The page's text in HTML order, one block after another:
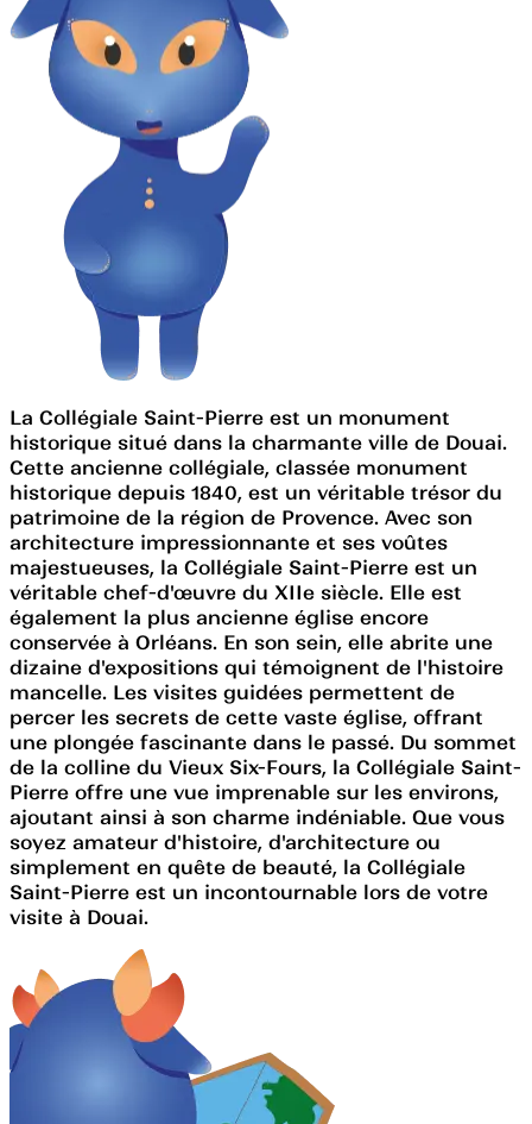
La Collégiale Saint-Pierre est un monument
historique situé dans la charmante ville de Douai.
Cette ancienne collégiale, classée monument
historique depuis 1840, est un véritable trésor du
patrimoine de la région de Provence. Avec son
architecture impressionnante et ses voûtes
majestueuses, la Collégiale Saint-Pierre est un
véritable chef-d'œuvre du XIIe siècle. Elle est
également la plus ancienne église encore
conservée à Orléans. En son sein, elle abrite une
dizaine d'expositions qui témoignent de l'histoire
mancelle. Les visites guidées permettent de
percer les secrets de cette vaste église, offrant
une plongée fascinante dans le passé. Du sommet
de la colline du Vieux Six-Fours, la Collégiale Saint-
Pierre offre une vue imprenable sur les environs,
ajoutant ainsi à son charme indéniable. Que vous
soyez amateur d'histoire, d'architecture ou
simplement en quête de beauté, la Collégiale
Saint-Pierre est un incontournable lors de votre
visite à Douai.